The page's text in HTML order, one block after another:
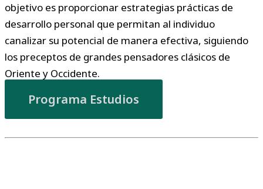
objetivo es proporcionar estrategias prácticas de
desarrollo personal que permitan al individuo
canalizar su potencial de manera efectiva, siguiendo
los preceptos de grandes pensadores clásicos de
Oriente y Occidente.
Programa Estudios